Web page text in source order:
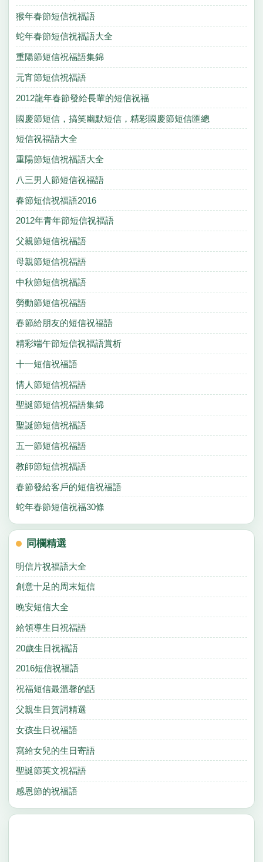
猴年春節短信祝福語
蛇年春節短信祝福語大全
重陽節短信祝福語集錦
元宵節短信祝福語
2012龍年春節發給長輩的短信祝福
國慶節短信，搞笑幽默短信，精彩國慶節短信匯總
短信祝福語大全
重陽節短信祝福語大全
八三男人節短信祝福語
春節短信祝福語2016
2012年青年節短信祝福語
父親節短信祝福語
母親節短信祝福語
中秋節短信祝福語
勞動節短信祝福語
春節給朋友的短信祝福語
精彩端午節短信祝福語賞析
十一短信祝福語
情人節短信祝福語
聖誕節短信祝福語集錦
聖誕節短信祝福語
五一節短信祝福語
教師節短信祝福語
春節發給客戶的短信祝福語
蛇年春節短信祝福30條
同欄精選
明信片祝福語大全
創意十足的周末短信
晚安短信大全
給領導生日祝福語
20歲生日祝福語
2016短信祝福語
祝福短信最溫馨的話
父親生日賀詞精選
女孩生日祝福語
寫給女兒的生日寄語
聖誕節英文祝福語
感恩節的祝福語